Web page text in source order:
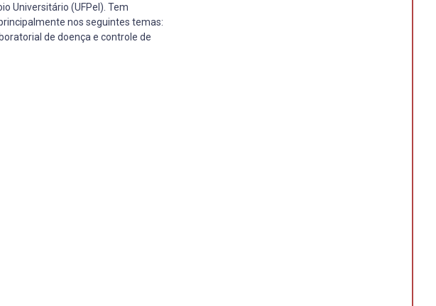
Universitário (UFPel). Tem
nos seguintes temas:
de doença e controle de